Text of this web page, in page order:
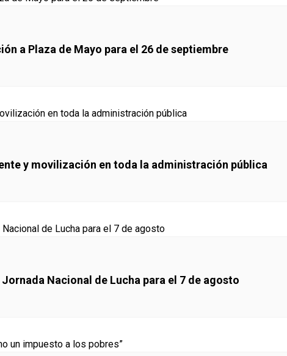
a Plaza de Mayo para el 26 de septiembre
y movilización en toda la administración pública
Nacional de Lucha para el 7 de agosto